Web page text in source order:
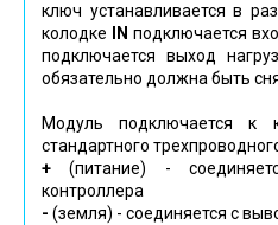
ключ устанавливается в
колодке
IN подключается
подключается выход
обязательно должна быть
Модуль подключается к
стандартного
+ (питание) -
контроллера
- (земля) - соединяется с